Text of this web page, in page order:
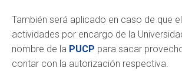
También será aplicado en caso de que
actividades por encargo de la
nombre de la PUCP para sacar
contar con la autorización respectiva.